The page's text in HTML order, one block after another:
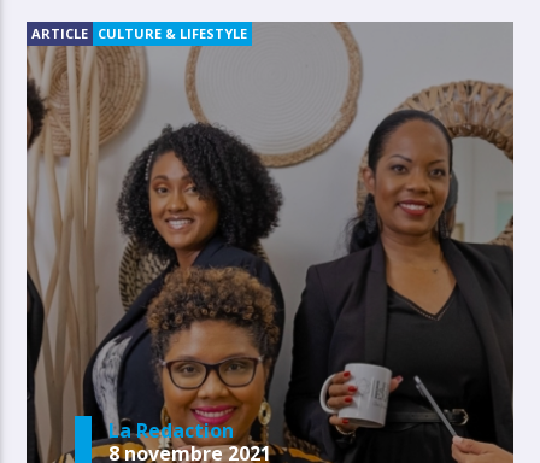
ARTICLE CULTURE & LIFESTYLE
La Redaction
8 novembre 2021